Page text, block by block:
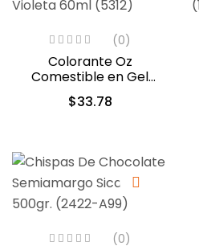
(0)
Colorante Oz
Comestible en Gel
Violeta 60ml (5312)
$33.78
(0)